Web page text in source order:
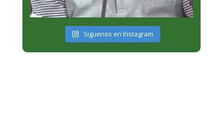
Siguenos en Instagram